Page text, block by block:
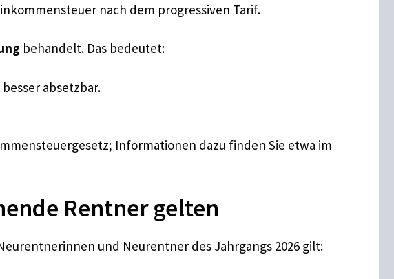
nach dem progressiven Tarif.
behandelt. Das bedeutet:
absetzbar.
Informationen dazu finden Sie etwa im
Rentner gelten
und Neurentner des Jahrgangs 2026 gilt: